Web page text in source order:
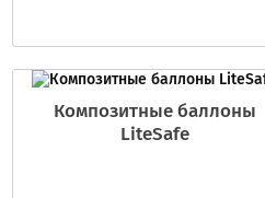
Композитные баллоны
LiteSafe